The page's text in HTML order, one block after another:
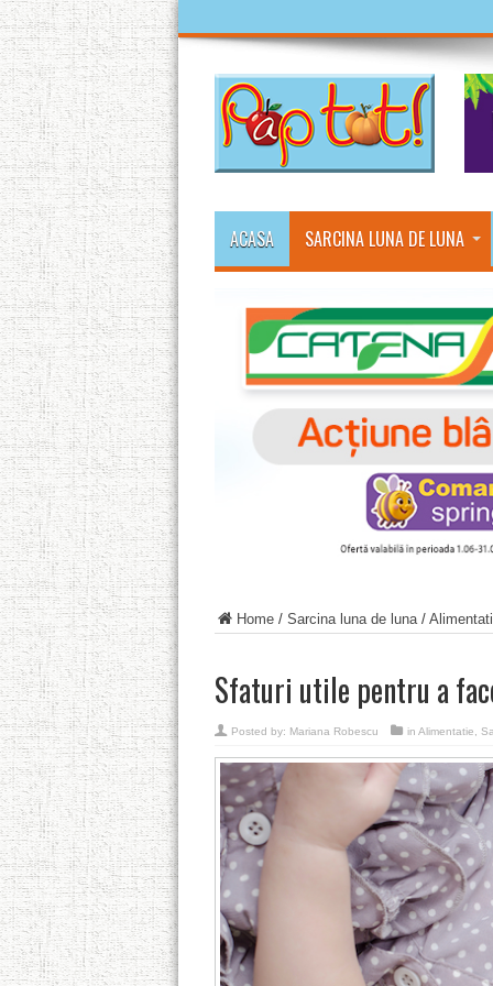
ACASA SARCINA LUNA DE LUNA
Home/ Sarcina luna de luna/
Sfaturi utile pentru a
Posted by: Mariana Robescu in Alimentatie